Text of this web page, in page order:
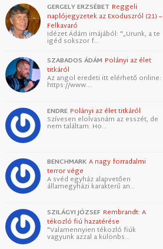
GERGELY ERZSÉBET Reggeli
naplójegyzetek az Exoduszról (21) –
Felkavaró
Idézet Ádám imájából: "„Urunk, a te
igéd sokszor f…
SZABADOS ÁDÁM Polányi az élet
titkáról
Az angol eredeti itt elérhető online:
https://www.…
ENDRE Polányi az élet titkáról
Szívesen elolvasnám az esszét, de
nem találtam. Ho…
BENCHMARK A nagy forradalmi
terror vége
A svéd egyház alapvetően
államegyházi karakterű an…
SZILÁGYI JÓZSEF Rembrandt: A
tékozló fiú hazatérése
"Valamennyien tékozló fiúk
vagyunk azzal a különbs…